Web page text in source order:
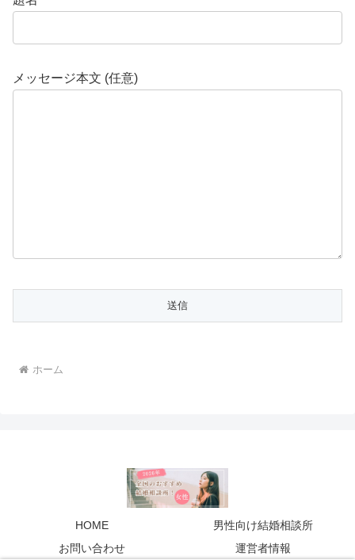
メッセージ本文 (任意)
ホーム
HOME
男性向け結婚相談所
お問い合わせ
運営者情報